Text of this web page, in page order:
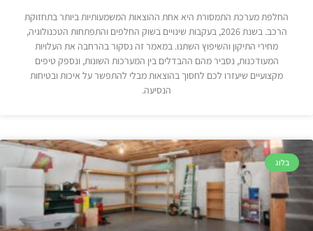
החלפת מערכת התמסורת היא אחת ההוצאות המשמעותיות ביותר בתחזוקת
הרכב. בשנת 2026, בעקבות שינויים בשוק החלפים והתפתחות הטכנולוגיה,
מחירי התיקון והשיפוץ השתנו. במאמר זה נסקור בהרחבה את העלויות
המעודכנות, נסביר מהם ההבדלים בין המערכות השונות, ונספק טיפים
מקצועיים שיעזרו לכם לחסוך בהוצאות מבלי להתפשר על איכות ובטיחות
הנסיעה.
בלוג